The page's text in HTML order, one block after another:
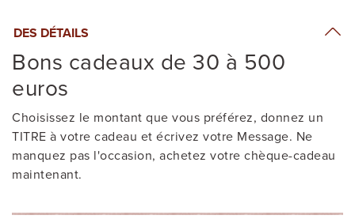
DES DÉTAILS
Bons cadeaux de 30 à 500
euros
Choisissez le montant que vous préférez, donnez un
TITRE à votre cadeau et écrivez votre Message. Ne
manquez pas l'occasion, achetez votre chèque-cadeau
maintenant.